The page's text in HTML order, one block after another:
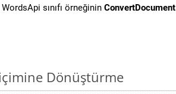
sınıfı örneğinin ConvertDocument
Dönüştürme